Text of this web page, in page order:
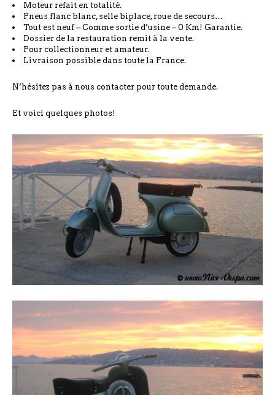
Moteur refait en totalité.
Pneus flanc blanc, selle biplace, roue de secours…
Tout est neuf – Comme sortie d’usine – 0 Km! Garantie.
Dossier de la restauration remit à la vente.
Pour collectionneur et amateur.
Livraison possible dans toute la France.
N’hésitez pas à nous contacter pour toute demande.
Et voici quelques photos!